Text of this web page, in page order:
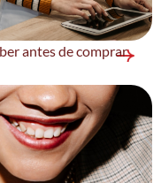
antes de comprar